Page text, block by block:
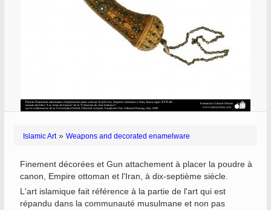
Islamic Art» Weapons and decorated enamelware
Finement décorées et Gun attachement à placer la poudre à
canon, Empire ottoman et l'Iran, à dix-septième siècle.
L'art islamique fait référence à la partie de l'art qui est
répandu dans la communauté musulmane et non pas